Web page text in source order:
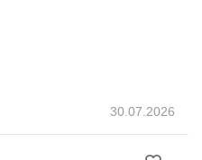
30.07.2026